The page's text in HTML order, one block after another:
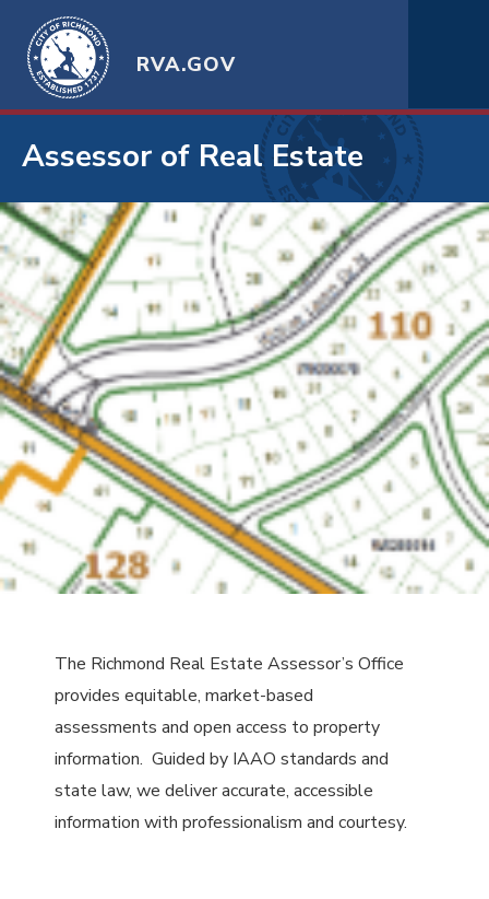
RVA.GOV
Assessor of Real Estate
The Richmond Real Estate Assessor’s Office
provides equitable, market-based
assessments and open access to property
information. Guided by IAAO standards and
state law, we deliver accurate, accessible
information with professionalism and courtesy.